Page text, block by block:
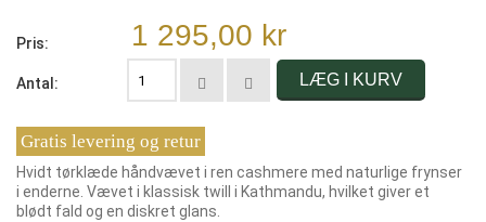
Pris: 1 295,00 kr
Antal: LÆG I KURV
Gratis levering og retur
Hvidt tørklæde håndvævet i ren cashmere med naturlige frynser
i enderne. Vævet i klassisk twill i Kathmandu, hvilket giver et
blødt fald og en diskret glans.